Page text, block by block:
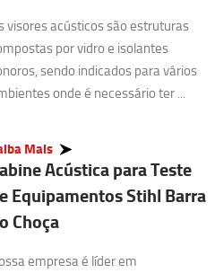
visores acústicos são estruturas
por vidro e isolantes
sendo indicados para vários
onde é necessário ter ...
Mais
Acústica para Teste
Equipamentos Stihl Barra
Choça
empresa é líder em